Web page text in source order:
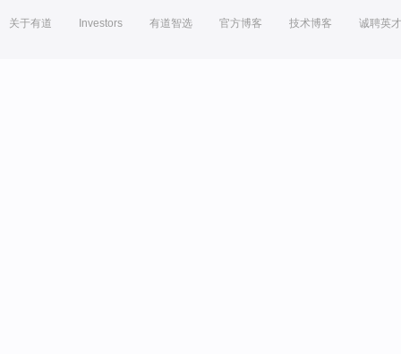
关于有道 Investors 有道智选 官方博客 技术博客 诚聘英才